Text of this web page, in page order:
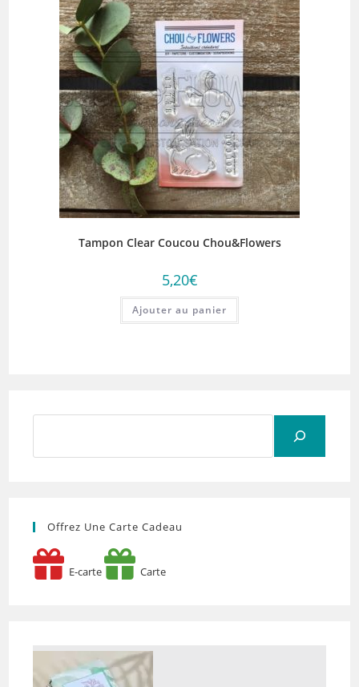
Tampon Clear Coucou Chou&Flowers
5,20€
Ajouter au panier
Offrez Une Carte Cadeau
E-carte Carte